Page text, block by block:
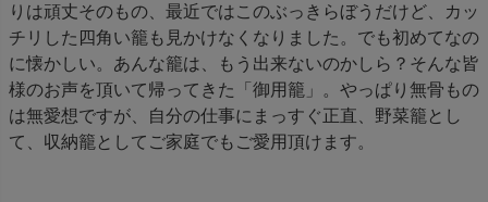
りは頑丈そのもの、最近ではこのぶっきらぼうだけど、カッ
チリした四角い籠も見かけなくなりました。でも初めてなの
に懐かしい。あんな籠は、もう出来ないのかしら？そんな皆
様のお声を頂いて帰ってきた「御用籠」。やっぱり無骨もの
は無愛想ですが、自分の仕事にまっすぐ正直、野菜籠とし
て、収納籠としてご家庭でもご愛用頂けます。